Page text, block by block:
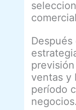
ventas y
período
negocios.